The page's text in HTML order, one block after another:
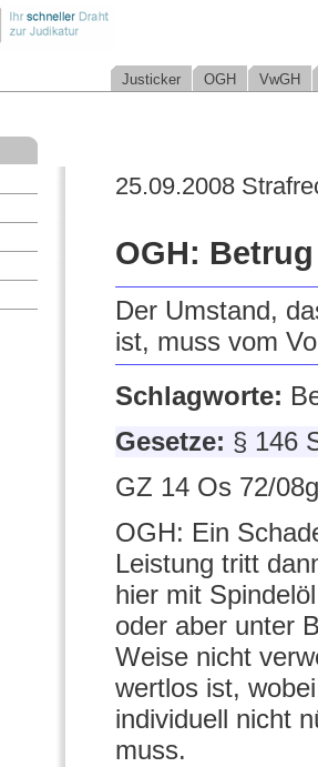
Justicker OGH VwGH
25.09.2008
OGH:
Der Umstand,
ist, muss vom
Schlagworte:
Gesetze: § 146
GZ 14 Os 72/
OGH: Ein
Leistung tritt
hier mit
oder aber unter
Weise nicht
wertlos ist,
individuell nicht
muss.